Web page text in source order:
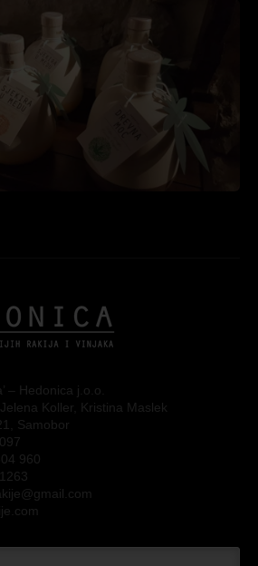
– Hedonica j.o.o.
Koller, Kristina Maslek
Samobor
960